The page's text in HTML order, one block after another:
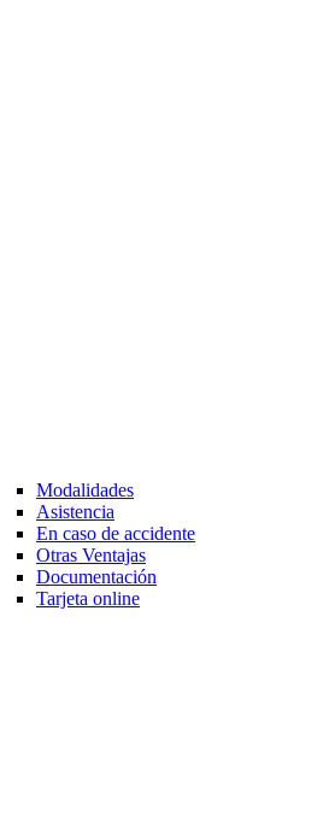
Modalidades
Asistencia
En caso de accidente
Otras Ventajas
Documentación
Tarjeta online